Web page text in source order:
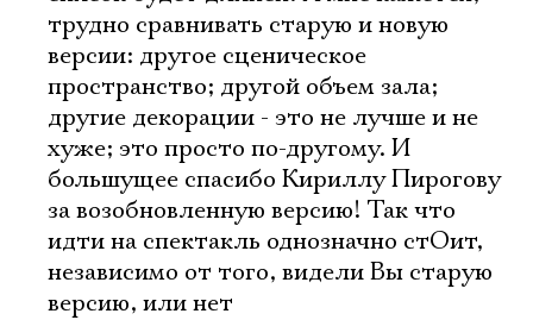
трудно сравнивать старую и новую
версии: другое сценическое
пространство; другой объем зала;
другие декорации - это не лучше и не
хуже; это просто по-другому. И
большущее спасибо Кириллу Пирогову
за возобновленную версию! Так что
идти на спектакль однозначно стОит,
независимо от того, видели Вы старую
версию, или нет